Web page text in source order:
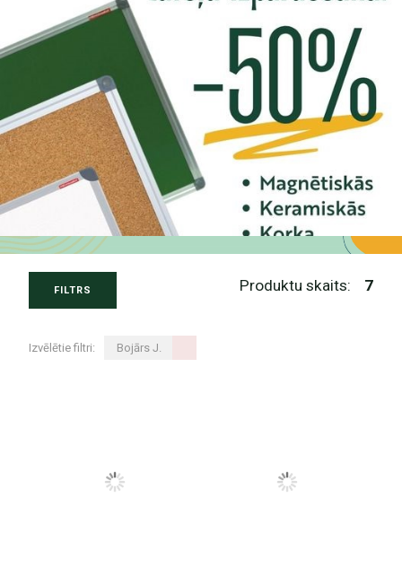
FILTRS Produktu skaits: 7
Izvēlētie filtri: Bojārs J.